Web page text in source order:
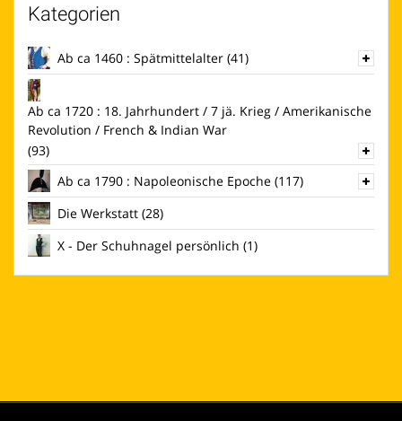
Kategorien
Ab ca 1460 : Spätmittelalter (41)
Ab ca 1720 : 18. Jahrhundert / 7 jä. Krieg / Amerikanische
Revolution / French & Indian War
(93)
Ab ca 1790 : Napoleonische Epoche (117)
Die Werkstatt (28)
X - Der Schuhnagel persönlich (1)